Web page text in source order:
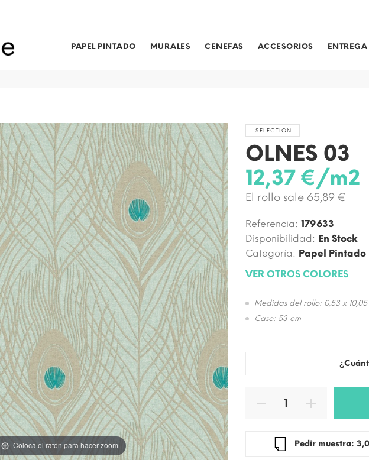
PAPEL PINTADO MURALES CENEFAS ACCESORIOS
Coloca el ratón para hacer zoom
SELECTION
OLNES 03
12,37 €/m2
El rollo sale 65,89 €
Referencia: 179633
Disponibilidad: En Stock
Categoría: Papel Pintado
VER OTROS COLORES
Medidas del rollo: 0,53 x 10,05
Case: 53 cm
Pedir